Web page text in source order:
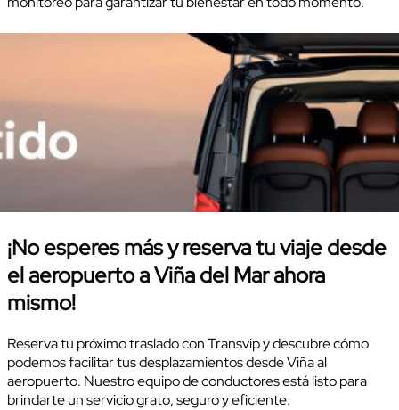
¡No esperes más y reserva tu viaje desde
el aeropuerto a Viña del Mar ahora
mismo!
Reserva tu próximo traslado con Transvip y descubre cómo
podemos facilitar tus desplazamientos desde Viña al
aeropuerto. Nuestro equipo de conductores está listo para
brindarte un servicio grato, seguro y eficiente.